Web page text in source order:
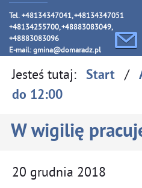
Tel. +48134347041, +48134347051
+48134255700, +48883083049,
+48883083096
E-mail: gmina@domaradz.pl
Jesteś tutaj: Start /
do 12:00
W wigilię
20 grudnia 2018